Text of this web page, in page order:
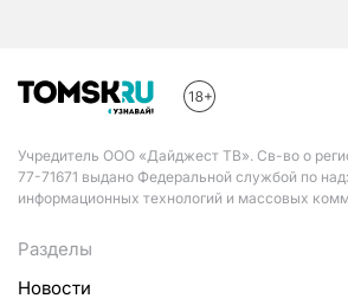
Учредитель ООО «Дайджест ТВ». Св-во о
77-71671 выдано Федеральной службой по
информационных технологий и массовых
Разделы
Новости